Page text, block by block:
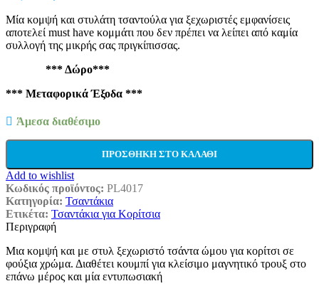
was:
€67,50.
τιμή
είναι:
€39,95.
Μία κομψή και στυλάτη τσαντούλα για ξεχωριστές εμφανίσεις
αποτελεί must have κομμάτι που δεν πρέπει να λείπει από καμία
συλλογή της μικρής σας πριγκίπισσας.
*** Δώρο***
*** Μεταφορικά Έξοδα ***
Άμεσα διαθέσιμο
ΠΡΟΣΘΉΚΗ ΣΤΟ ΚΑΛΆΘΙ
Add to wishlist
Κωδικός προϊόντος: PL4017
Κατηγορία: Τσαντάκια
Ετικέτα: Τσαντάκια για Κορίτσια
Περιγραφή
Mια κομψή και με στυλ ξεχωριστό τσάντα ώμου για κορίτσι σε
φούξια χρώμα. Διαθέτει κουμπί για κλείσιμο μαγνητικό τρουξ στο
επάνω μέρος και μία εντυπωσιακή